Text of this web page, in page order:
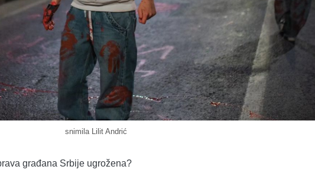
snimila Lilit Andrić
građana Srbije ugrožena?